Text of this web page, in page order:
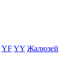
YFYY Жалюзей